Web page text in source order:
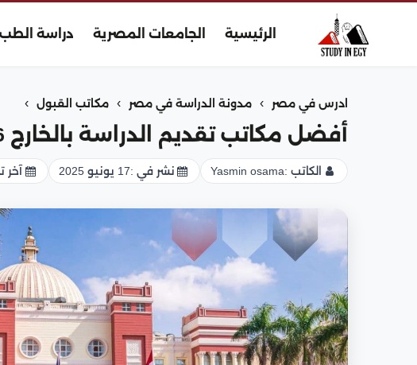
الرئيسية الجامعات المصرية دراسة
ادرس في مصر › مدونة الدراسة في مصر › مكاتب القبول ›
أفضل مكاتب تقديم الدراسة بالخارج 2026
الكاتب :Yasmin osama نشر في :17 يونيو 2025 آخر